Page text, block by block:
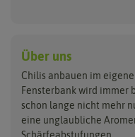
Buzzy Seeds
Carl Pabst
COMPO
Über uns
Chilis anbauen im
Fensterbank wird immer
schon lange nicht mehr
eine unglaubliche
Schärfeabstufungen.